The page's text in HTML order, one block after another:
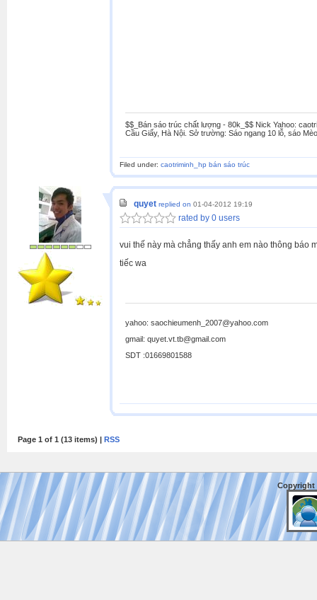
$$_Bán sáo trúc chất lượng - 80k_$$ Nick Yahoo:
Cầu Giấy, Hà Nội. Sở trường: Sáo ngang 10 lỗ, sáo
Filed under: caotriminh_hp bán sáo trúc
quyet replied on 01-04-2012 19:19
rated by 0 users
vui thế này mà chẳng thấy anh em nào thông báo
tiếc wa
yahoo: saochieumenh_2007@yahoo.com
gmail: quyet.vt.tb@gmail.com
SDT :01669801588
Page 1 of 1 (13 items) | RSS
Copyright